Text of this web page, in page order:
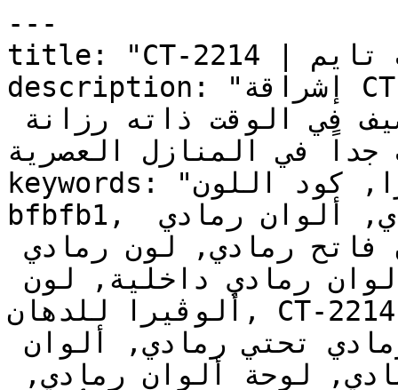
---
title: "CT-2214 | الألوان | دهانات تايم"
description: "إشراقة CT-2214 تحافظ على اتساع
في المنازل العصرية."
keywords: "لون ألوڤيرا, كود اللون CT-2214, لون هكس
bfbfb1, دهان رمادي, طلاء رمادي, ألوان رمادي
ألوڤيرا للدهان, CT-2214 دهان, ألوان رمادي فاتح,